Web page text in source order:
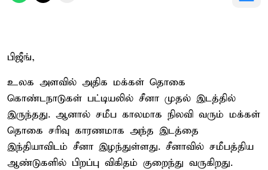
பிஜீங்,
உலக அளவில் அதிக மக்கள் தொகை
கொண்டநாடுகள் பட்டியலில் சீனா முதல் இடத்தில்
இருந்தது. ஆனால் சமீப காலமாக நிலவி வரும் மக்கள்
தொகை சரிவு காரணமாக அந்த இடத்தை
இந்தியாவிடம் சீனா இழந்துள்ளது. சீனாவில் சமீபத்திய
ஆண்டுகளில் பிறப்பு விகிதம் குறைந்து வருகிறது.